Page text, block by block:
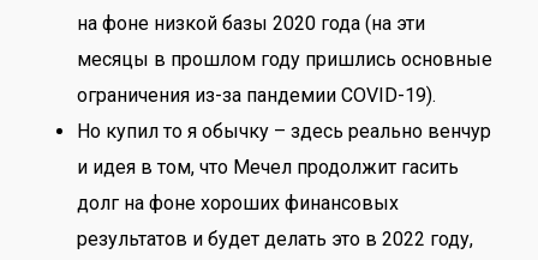
на фоне низкой базы 2020 года (на эти
месяцы в прошлом году пришлись основные
ограничения из-за пандемии COVID-19).
Но купил то я обычку – здесь реально венчур
и идея в том, что Мечел продолжит гасить
долг на фоне хороших финансовых
результатов и будет делать это в 2022 году,